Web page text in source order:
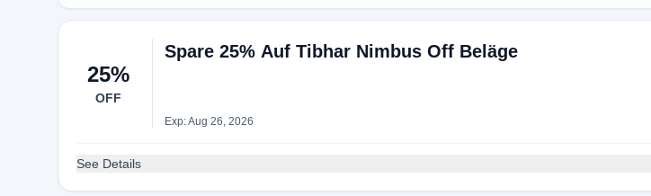
25%
OFF
Spare 25% Auf Tibhar Nimbus Off Beläge
Exp: Aug 26, 2026
See Details